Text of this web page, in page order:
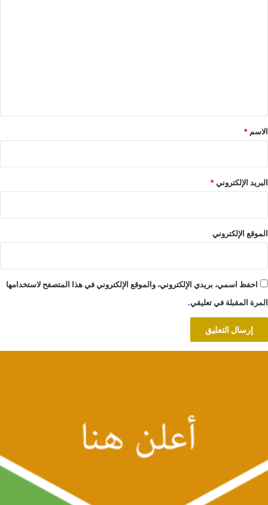
*
الاسم *
البريد الإلكتروني*
الموقع الإلكتروني
احفظ اسمي، بريدي الإلكتروني، والموقع الإلكتروني في هذا المتصفح لاستخدامها
المرة المقبلة في تعليقي.